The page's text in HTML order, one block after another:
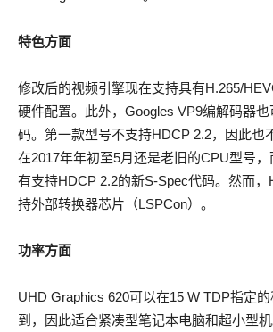
特色方面
修改后的视频引擎现在支持具有H.265/
硬件配置。此外，Googles VP9编解码器
码。第一款型号不支持HDCP 2.2，因此也
在2017年年初至5月还是老旧的CPU型号
有支持HDCP 2.2的新S-Spec代码。然而，
持外部转换器芯片（LSPCon）。
功率方面
UHD Graphics 620可以在15 W TDP指定
到，因此适合紧凑型笔记本电脑和超小型